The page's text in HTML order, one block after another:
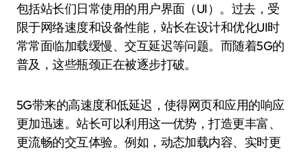
包括站长们日常使用的用户界面（UI）。过去，受
限于网络速度和设备性能，站长在设计和优化UI时
常常面临加载缓慢、交互延迟等问题。而随着5G的
普及，这些瓶颈正在被逐步打破。
5G带来的高速度和低延迟，使得网页和应用的响应
更加迅速。站长可以利用这一优势，打造更丰富、
更流畅的交互体验。例如，动态加载内容、实时更